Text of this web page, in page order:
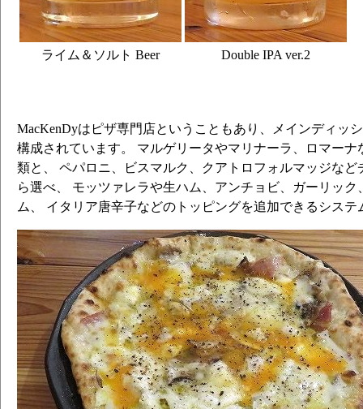
ライム＆ソルト Beer Double IPA ver.2
MacKenDyはピザ専門店ということもあり、メインディッ
構成されています。 マルゲリータやマリナーラ、ロマーナ
類と、 ペパロニ、ビスマルク、クアトロフォルマッジなど
ら選べ、 モッツァレラや生ハム、アンチョビ、ガーリッ
ム、 イタリア唐辛子などのトッピングを追加できるシステ